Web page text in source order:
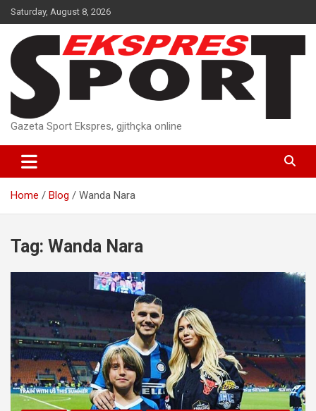
Skip
to
content
Saturday, August 8, 2026
Gazeta Sport Ekspres, gjithçka online
Home Blog Wanda Nara
Tag: Wanda Nara